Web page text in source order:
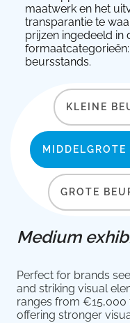
maatwerk en het
transparantie te
prijzen ingedeeld in
beursstands.
KLEINE
GROTE
Medium
Perfect for brands
and striking visual
ranges from
offering stronger